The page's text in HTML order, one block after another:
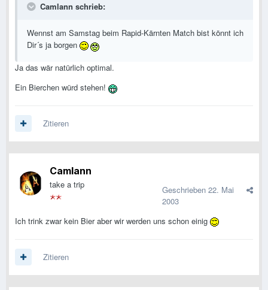
Camlann schrieb:
Wennst am Samstag beim Rapid-Kärnten Match bist könnt ich
Dir´s ja borgen
Ja das wär natürlich optimal.
Ein Bierchen würd stehen!
Zitieren
Camlann
take a trip Geschrieben 22. Mai
2003
Ich trink zwar kein Bier aber wir werden uns schon einig
Zitieren